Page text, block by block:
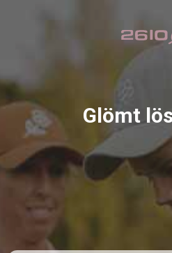
Glömt